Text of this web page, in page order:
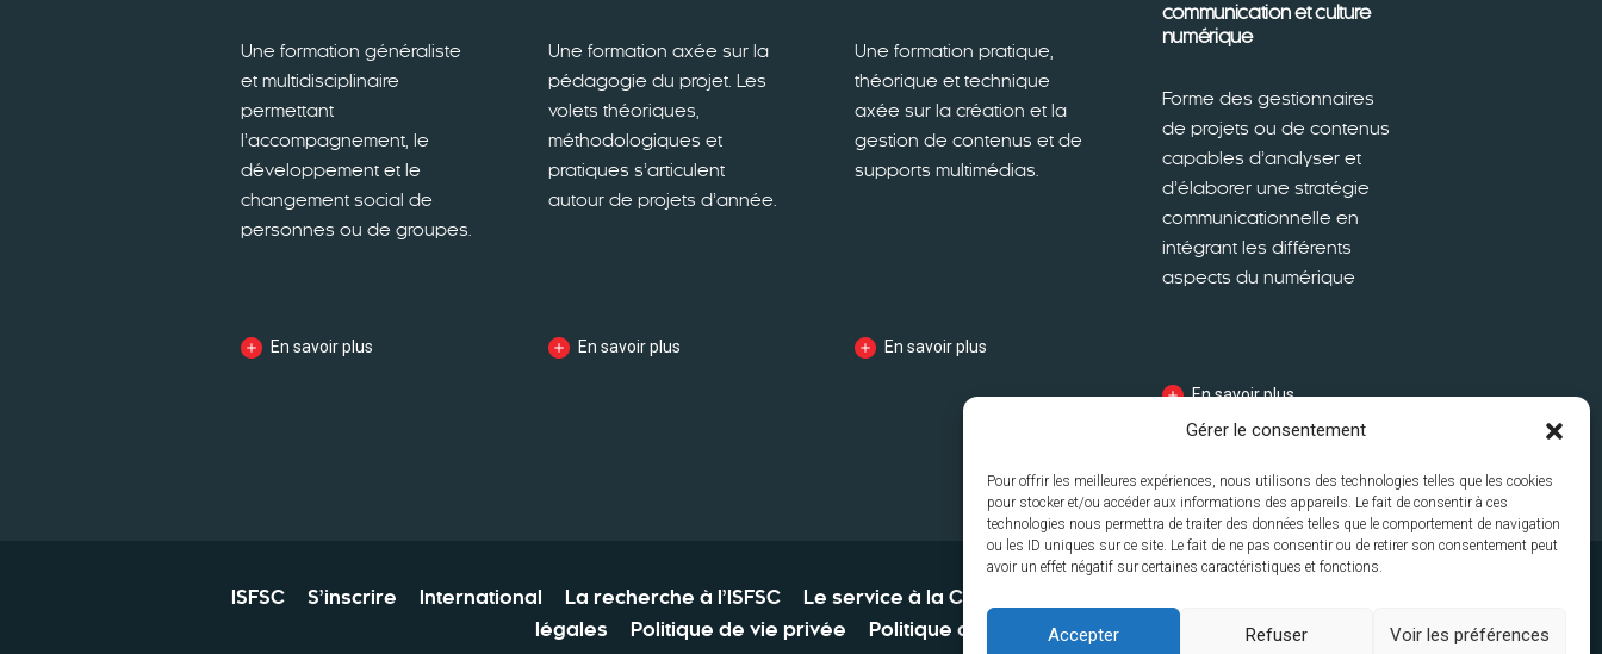
Gérer le consentement
Pour offrir les meilleures expériences, nous utilisons des technologies telles que les cookies
pour stocker et/ou accéder aux informations des appareils. Le fait de consentir à ces
technologies nous permettra de traiter des données telles que le comportement de navigation
ou les ID uniques sur ce site. Le fait de ne pas consentir ou de retirer son consentement peut
avoir un effet négatif sur certaines caractéristiques et fonctions.
Accepter Refuser Voir les préférences
Une formation généraliste
et multidisciplinaire
permettant
l’accompagnement, le
développement et le
changement social de
personnes ou de groupes.
En savoir plus
Une formation axée sur la
pédagogie du projet. Les
volets théoriques,
méthodologiques et
pratiques s’articulent
autour de projets d’année.
En savoir plus
Une formation pratique,
théorique et technique
axée sur la création et la
gestion de contenus et de
supports multimédias.
En savoir plus
communication et culture
numérique
Forme des gestionnaires
de projets ou de contenus
capables d’analyser et
d’élaborer une stratégie
communicationnelle en
intégrant les différents
aspects du numérique
En savoir plus
ISFSC S’inscrire International La recherche à l’ISFSC Le service à la Collectivité
légales
Politique de vie privée Politique des cookies